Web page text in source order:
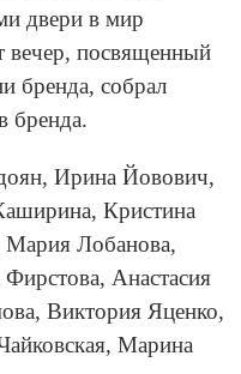
двери в мир
вечер, посвященный
бренда, собрал
бренда.
Ирина Йовович,
Кристина
Мария Лобанова,
Анастасия
Виктория Яценко,
Марина